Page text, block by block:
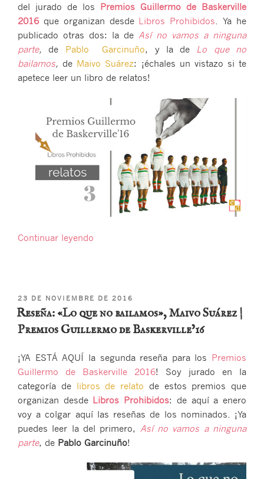
del jurado de los Premios Guillermo de Baskerville
2016 que organizan desde Libros Prohibidos. Ya he
publicado otras dos: la de Así no vamos a ninguna
parte,de Pablo Garcinuño, y la de Lo que no
bailamos,de Maivo Suárez: ¡échales un vistazo si te
apetece leer un libro de relatos!
Continuar leyendo
la
mientras»,
Pablo
Chiquero
|
Premios
Guillermo
de
Baskerville’16″
PUBLICADO
EL
23 DE NOVIEMBRE DE 2016
Reseña: «Lo que no bailamos», Maivo Suárez |
Premios Guillermo de Baskerville’16
¡YA ESTÁ AQUÍ la segunda reseña para los Premios
Guillermo de Baskerville 2016! Soy jurado en la
categoría de libros de relato de estos premios que
organizan desde Libros Prohibidos: de aquí a enero
voy a colgar aquí las reseñas de los nominados. ¡Ya
puedes leer la del primero, Así no vamos a ninguna
parte, de Pablo Garcinuño!